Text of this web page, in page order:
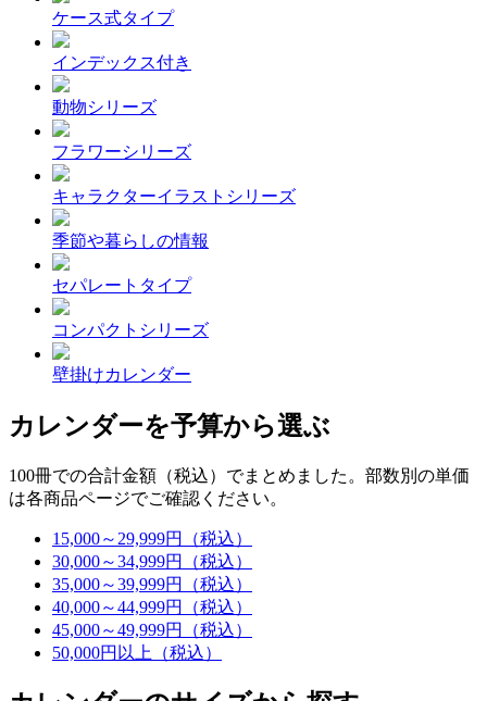
ケース式タイプ
インデックス付き
動物シリーズ
フラワーシリーズ
キャラクターイラストシリーズ
季節や暮らしの情報
セパレートタイプ
コンパクトシリーズ
壁掛けカレンダー
カレンダーを予算から選ぶ
100冊での合計金額（税込）でまとめました。部数別の単価
は各商品ページでご確認ください。
15,000～29,999円（税込）
30,000～34,999円（税込）
35,000～39,999円（税込）
40,000～44,999円（税込）
45,000～49,999円（税込）
50,000円以上（税込）